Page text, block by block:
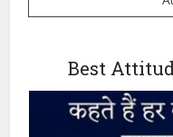
😎 हर काम का तरीका